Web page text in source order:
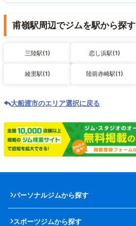
甫嶺駅周辺でジムを駅から探す
三陸駅(1) 恋し浜駅(1)
綾里駅(1) 陸前赤崎駅(1)
大船渡市のエリア選択に戻る
パーソナルジムから探す
スポーツジムから探す